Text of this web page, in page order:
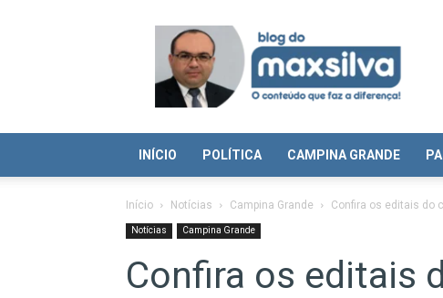
Blog
Max
Silva
INÍCIO POLÍTICA CAMPINA GRANDE
Início Notícias Campina Grande Confira os editais do
Notícias Campina Grande
Confira os editais